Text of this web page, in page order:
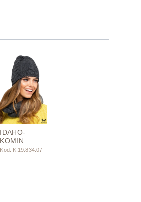
IDAHO-
KOMIN
Kod: K.19.834.07